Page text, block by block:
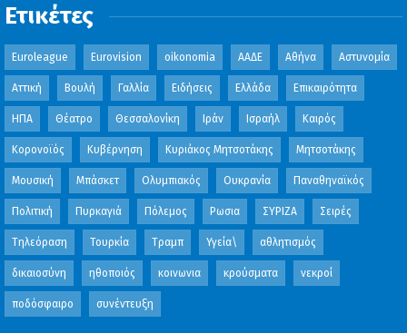
Ετικέτες
Euroleague Eurovision oikonomia ΑΑΔΕ Αθήνα Αστυνομία
Αττική Βουλή Γαλλία Ειδήσεις Ελλάδα Επικαιρότητα
ΗΠΑ Θέατρο Θεσσαλονίκη Ιράν Ισραήλ Καιρός
Κορονοϊός Κυβέρνηση Κυριάκος Μητσοτάκης Μητσοτάκης
Μουσική Μπάσκετ Ολυμπιακός Ουκρανία Παναθηναϊκός
Πολιτική Πυρκαγιά Πόλεμος Ρωσια ΣΥΡΙΖΑ Σειρές
Τηλεόραση Τουρκία Τραμπ Υγεία\ αθλητισμός
δικαιοσύνη ηθοποιός κοινωνια κρούσματα νεκροί
ποδόσφαιρο συνέντευξη